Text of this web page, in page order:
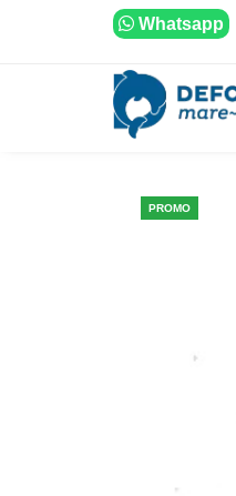
Vai al contenuto
Whatsapp
PROMO